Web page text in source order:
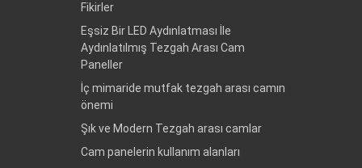
Fikirler
Eşsiz Bir LED Aydınlatması İle
Aydınlatılmış Tezgah Arası Cam
Paneller
İç mimaride mutfak tezgah arası camın
önemi
Şık ve Modern Tezgah arası camlar
Cam panelerin kullanım alanları